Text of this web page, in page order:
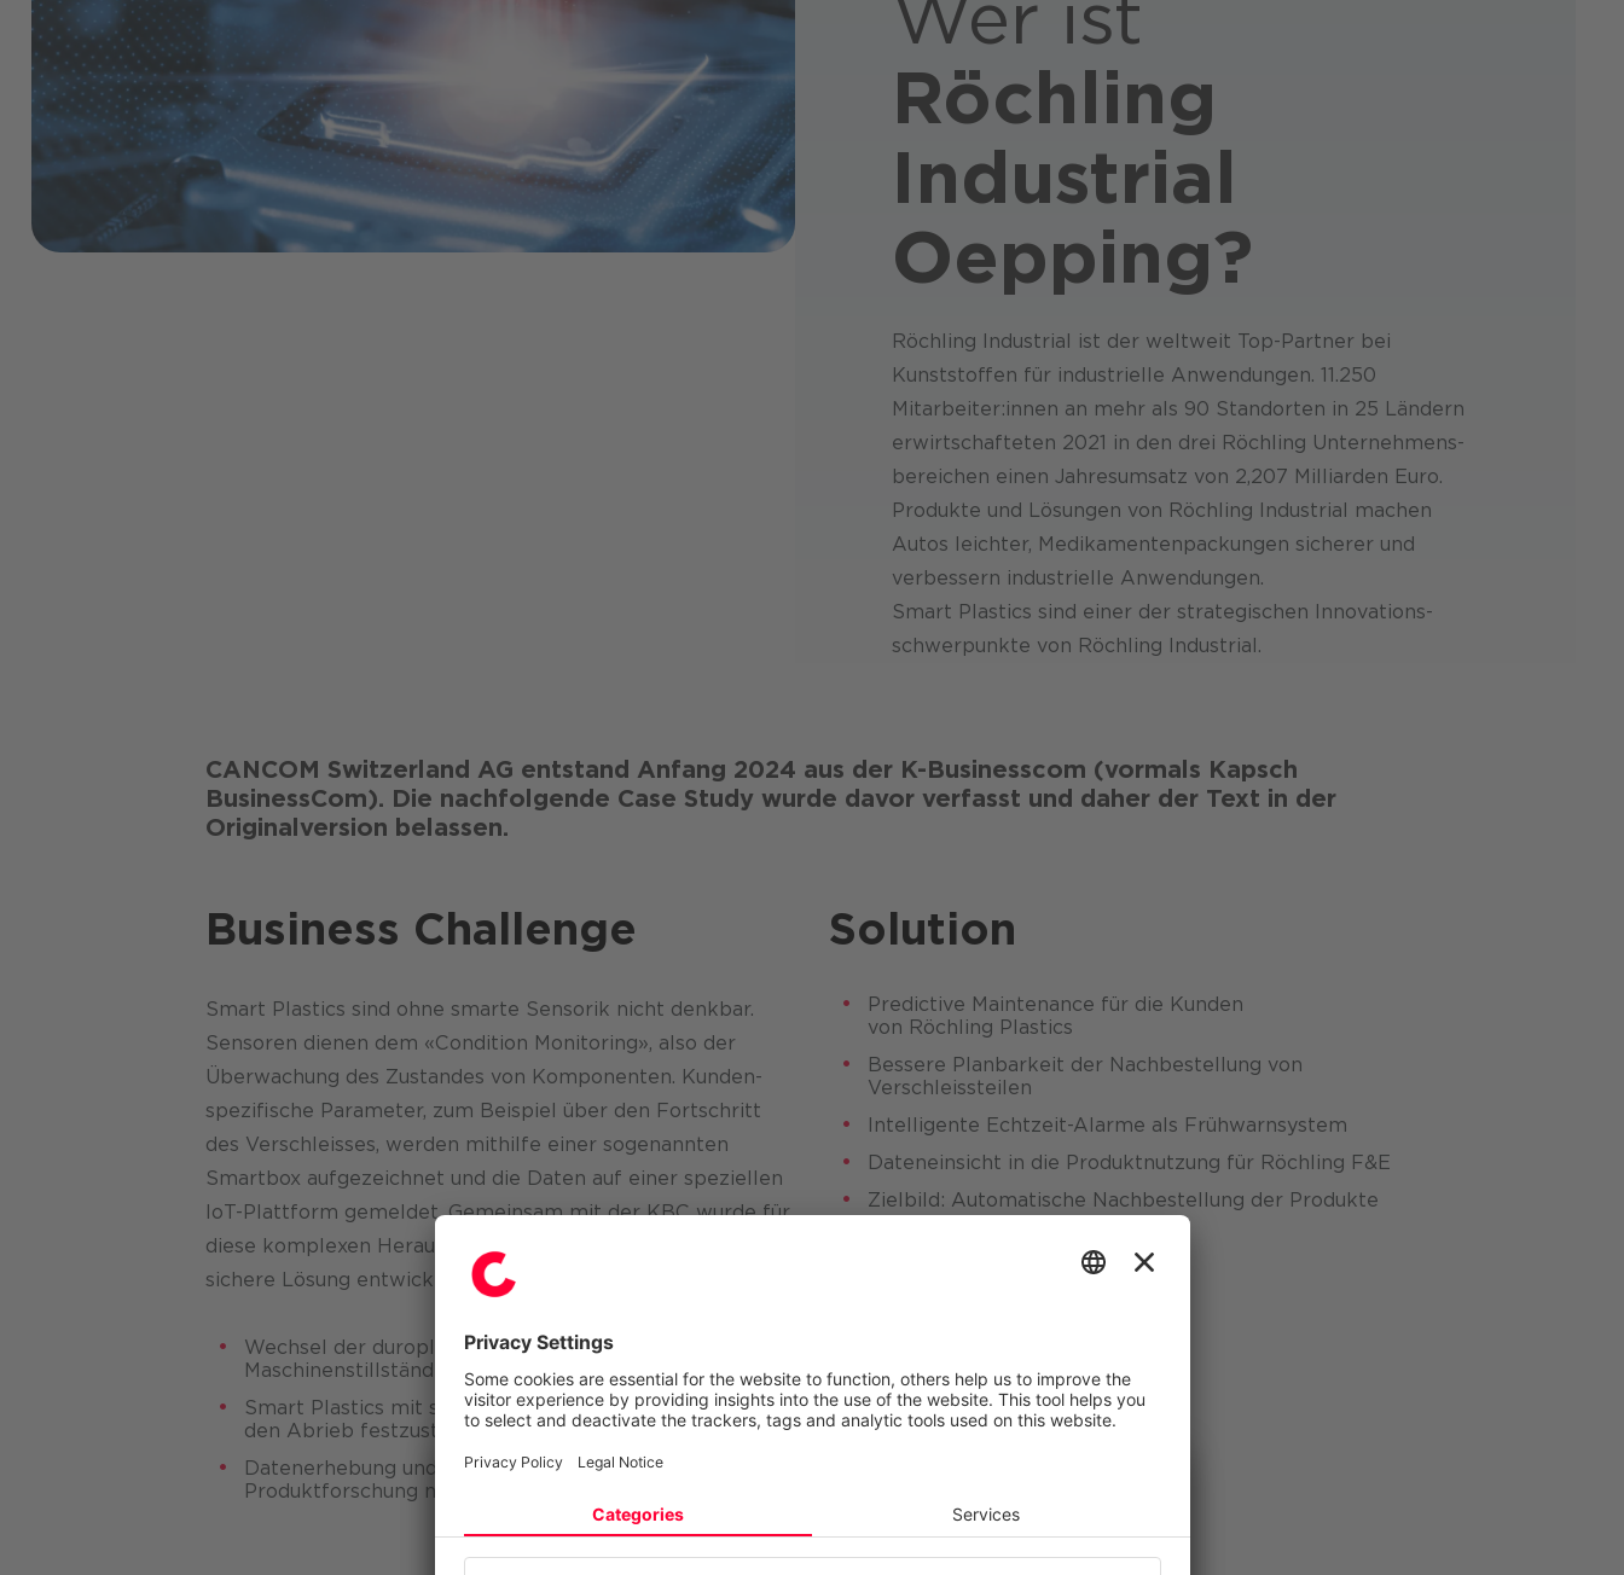
Röchling
Industrial
Oepping?
Röchling Industrial ist der weltweit Top-Partner bei
Kunststoffen für industrielle Anwendungen. 11.250
Mitarbeiter:innen an mehr als 90 Standorten in 25 Ländern
erwirt­schafteten 2021 in den drei Röchling Unternehmens­
bereichen einen Jahres­umsatz von 2,207 Milliarden Euro.
Produkte und Lösungen von Röchling Industrial machen
Autos leichter, Medikamenten­packungen sicherer und
verbessern industrielle Anwendungen.
Smart Plastics sind einer der strategischen Innovations­
schwerpunkte von Röchling Industrial.
CANCOM Switzerland AG entstand Anfang 2024 aus der K-Businesscom (vormals Kapsch
BusinessCom). Die nachfolgende Case Study wurde davor verfasst und daher der Text in der
Originalversion belassen.
Business Challenge
Smart Plastics sind ohne smarte Sensorik nicht denkbar.
Sensoren dienen dem «Condition Monitoring», also der
Überwachung des Zustandes von Komponenten. Kunden­
spezifische Parameter, zum Beispiel über den Fort­schritt
des Verschleisses, werden mithilfe einer sogenannten
Smartbox aufgezeichnet und die Daten auf einer speziellen
IoT-Plattform gemeldet. Gemeinsam mit der KBC wurde für
diese komplexen Heraus­forderung eine innovative, zukunfts­
sichere Lösung entwickelt und umgesetzt.
Wechsel der duroplastischen Polymere führen zu teuren
Maschinenstillständen
Smart Plastics mit smarter Sensorik um automatisiert
den Abrieb festzustellen
Datenerhebung und zentrale Datenbasis zur
Produktforschung notwendig
Solution
Predictive Maintenance für die Kunden
von Röchling Plastics
Bessere Planbarkeit der Nachbestellung von
Verschleissteilen
Intelligente Echtzeit-Alarme als Frühwarnsystem
Dateneinsicht in die Produktnutzung für Röchling F&E
Zielbild: Automatische Nachbestellung der Produkte
und Abo-Modell